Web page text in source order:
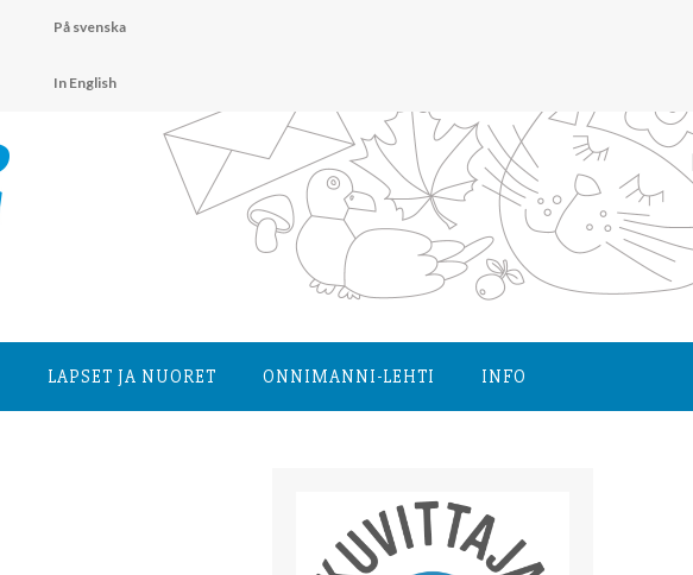
På svenska
In English
LAPSET JA NUORET ONNIMANNI-LEHTI INFO